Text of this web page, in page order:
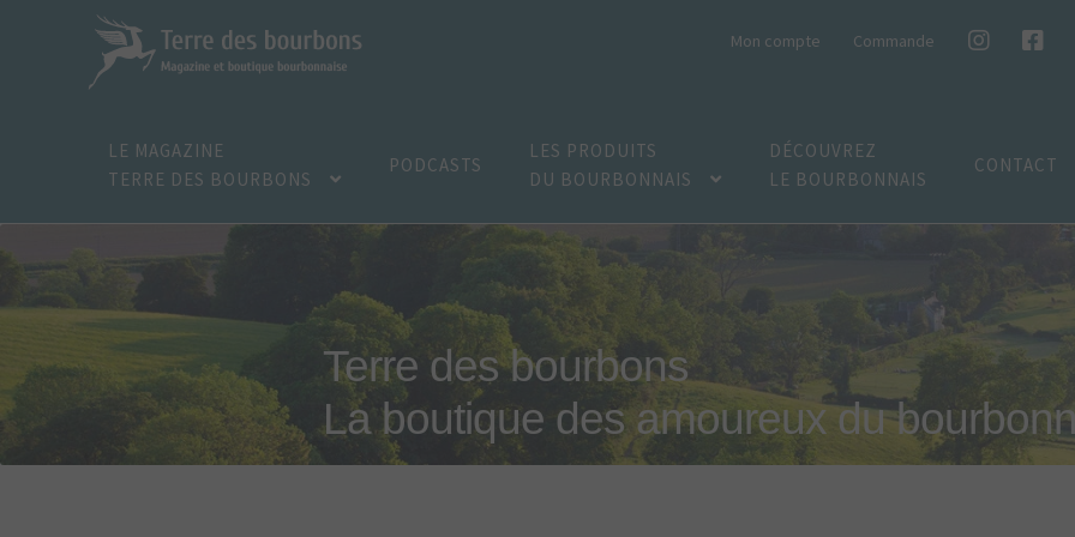
Aller
la
Aller
au
contenu
Mon compte Commande
LE MAGAZINE
TERRE DES BOURBONS
PODCASTS
LES PRODUITS
DU BOURBONNAIS
DÉCOUVREZ
LE BOURBONNAIS
CONTACT
Terre des bourbons
La boutique des amoureux du